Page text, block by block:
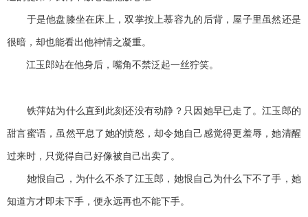
于是他盘膝坐在床上，双掌按上慕容九的后背，屋子里虽然还是
很暗，却也能看出他神情之凝重。
江玉郎站在他身后，嘴角不禁泛起一丝狞笑。
铁萍姑为什么直到此刻还没有动静？只因她早已走了。江玉郎的
甜言蜜语，虽然平息了她的愤怒，却令她自己感觉得更羞辱，她清醒
过来时，只觉得自己好像被自己出卖了。
她恨自己，为什么不杀了江玉郎，她恨自己为什么下不了手，她
知道方才即未下手，便永远再也不能下手。